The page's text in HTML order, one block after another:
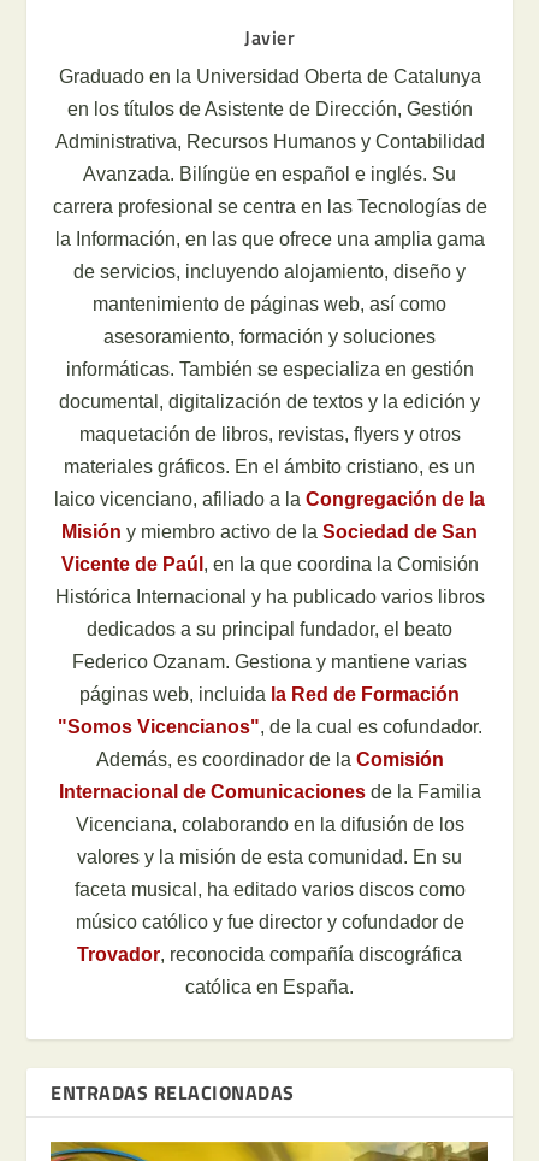
Javier
Graduado en la Universidad Oberta de Catalunya
en los títulos de Asistente de Dirección, Gestión
Administrativa, Recursos Humanos y Contabilidad
Avanzada. Bilíngüe en español e inglés. Su
carrera profesional se centra en las Tecnologías de
la Información, en las que ofrece una amplia gama
de servicios, incluyendo alojamiento, diseño y
mantenimiento de páginas web, así como
asesoramiento, formación y soluciones
informáticas. También se especializa en gestión
documental, digitalización de textos y la edición y
maquetación de libros, revistas, flyers y otros
materiales gráficos. En el ámbito cristiano, es un
laico vicenciano, afiliado a la Congregación de la
Misión y miembro activo de la Sociedad de San
Vicente de Paúl , en la que coordina la Comisión
Histórica Internacional y ha publicado varios libros
dedicados a su principal fundador, el beato
Federico Ozanam. Gestiona y mantiene varias
páginas web, incluida la Red de Formación
"Somos Vicencianos", de la cual es cofundador.
Además, es coordinador de la Comisión
Internacional de Comunicacionesde la Familia
Vicenciana, colaborando en la difusión de los
valores y la misión de esta comunidad. En su
faceta musical, ha editado varios discos como
músico católico y fue director y cofundador de
Trovador, reconocida compañía discográfica
católica en España.
ENTRADAS RELACIONADAS